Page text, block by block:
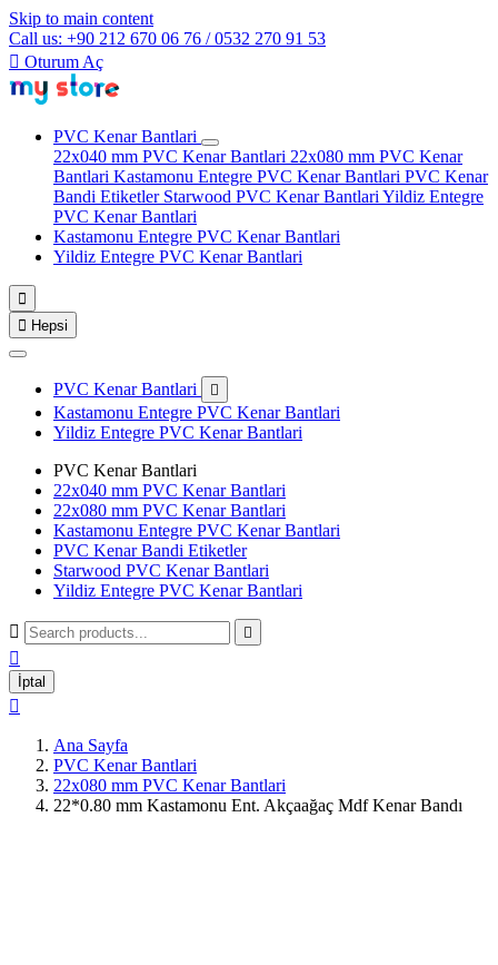
Skip to main content
Call us: +90 212 670 06 76 / 0532 270 91 53
 Oturum Aç
PVC Kenar Bantlari
22x040 mm PVC Kenar Bantlari 22x080 mm PVC Kenar
Bantlari Kastamonu Entegre PVC Kenar Bantlari PVC Kenar
Bandi Etiketler Starwood PVC Kenar Bantlari Yildiz Entegre
PVC Kenar Bantlari
Kastamonu Entegre PVC Kenar Bantlari
Yildiz Entegre PVC Kenar Bantlari

 Hepsi
PVC Kenar Bantlari 
Kastamonu Entegre PVC Kenar Bantlari
Yildiz Entegre PVC Kenar Bantlari
PVC Kenar Bantlari
22x040 mm PVC Kenar Bantlari
22x080 mm PVC Kenar Bantlari
Kastamonu Entegre PVC Kenar Bantlari
PVC Kenar Bandi Etiketler
Starwood PVC Kenar Bantlari
Yildiz Entegre PVC Kenar Bantlari
 

İptal

Ana Sayfa
PVC Kenar Bantlari
22x080 mm PVC Kenar Bantlari
22*0.80 mm Kastamonu Ent. Akçaağaç Mdf Kenar Bandı